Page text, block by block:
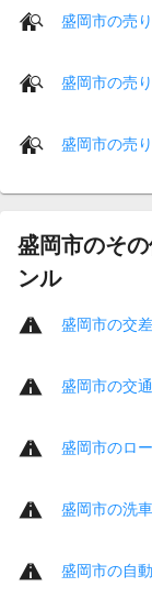
盛岡市の売
盛岡市の売
盛岡市の売
盛岡市のそ
ンル
盛岡市の交
盛岡市の交
盛岡市のロ
盛岡市の洗
盛岡市の自